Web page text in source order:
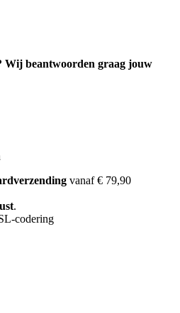
Wij beantwoorden graag jouw
vanaf € 79,90
.
codering